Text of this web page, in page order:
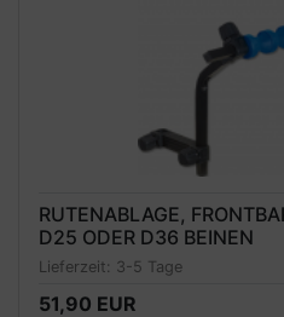
RUTENABLAGE,
D25 ODER D36 BEINEN
Lieferzeit: 3-5 Tage
51,90 EUR